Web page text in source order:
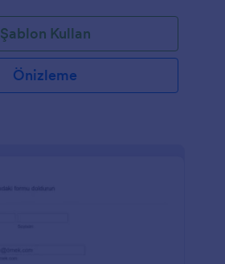
Şablon Kullan
Önizleme